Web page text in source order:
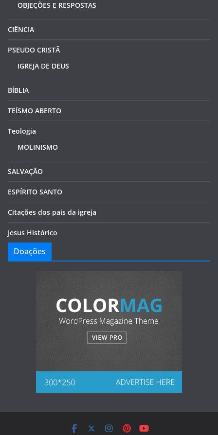
OBJEÇÕES E RESPOSTAS
CIÊNCIA
PSEUDO CRISTÃ
IGREJA DE DEUS
BÍBLIA
TEÍSMO ABERTO
Teologia
MOLINISMO
SALVAÇÃO
ESPÍRITO SANTO
Citações dos pais da igreja
Jesus Histórico
Doações